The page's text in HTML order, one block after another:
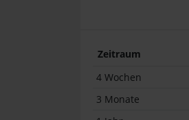
Zeitraum
4 Wochen
3 Monate